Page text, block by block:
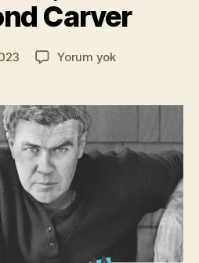
Carver
Yazının
yazarı
M
u
a
kı
l
m
a
z
Yorum yokBilmezsiniz
–
Carver